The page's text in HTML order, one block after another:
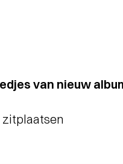
van nieuw
zitplaatsen